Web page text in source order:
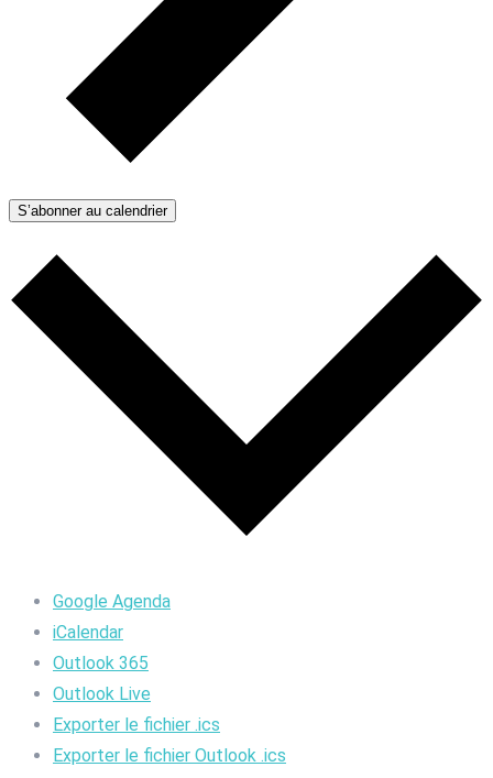
S’abonner au calendrier
Google Agenda
iCalendar
Outlook 365
Outlook Live
Exporter le fichier .ics
Exporter le fichier Outlook .ics